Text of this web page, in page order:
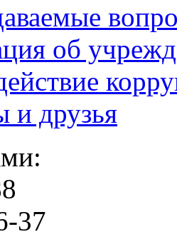
об
и друзья
37